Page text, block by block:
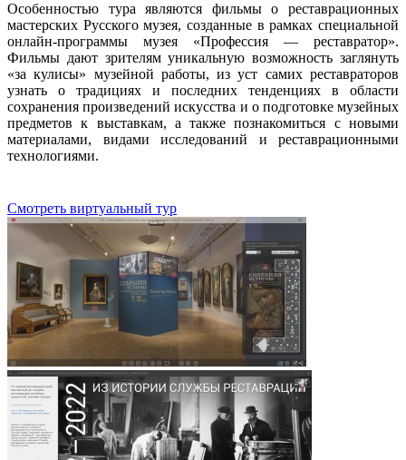
Особенностью тура являются фильмы о реставрационных
мастерских Русского музея, созданные в рамках специальной
онлайн-программы музея «Профессия — реставратор».
Фильмы дают зрителям уникальную возможность заглянуть
«за кулисы» музейной работы, из уст самих реставраторов
узнать о традициях и последних тенденциях в области
сохранения произведений искусства и о подготовке музейных
предметов к выставкам, а также познакомиться с новыми
материалами, видами исследований и реставрационными
технологиями.
Смотреть виртуальный тур